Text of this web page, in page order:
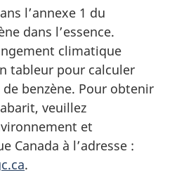
l’annexe 1 du
dans l’essence.
climatique
tableur pour calculer
benzène. Pour obtenir
veuillez
et
Canada à l’adresse :
.